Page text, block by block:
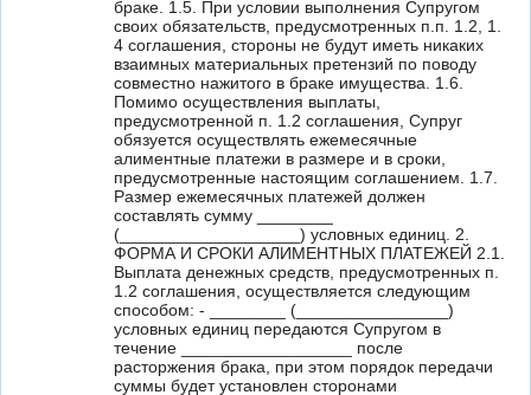
браке. 1.5. При условии выполнения Супругом
своих обязательств, предусмотренных п.п. 1.2, 1.
4 соглашения, стороны не будут иметь никаких
взаимных материальных претензий по поводу
совместно нажитого в браке имущества. 1.6.
Помимо осуществления выплаты,
предусмотренной п. 1.2 соглашения, Супруг
обязуется осуществлять ежемесячные
алиментные платежи в размере и в сроки,
предусмотренные настоящим соглашением. 1.7.
Размер ежемесячных платежей должен
составлять сумму ________
(___________________) условных единиц. 2.
ФОРМА И СРОКИ АЛИМЕНТНЫХ ПЛАТЕЖЕЙ 2.1.
Выплата денежных средств, предусмотренных п.
1.2 соглашения, осуществляется следующим
способом: - ________ (________________)
условных единиц передаются Супругом в
течение __________________ после
расторжения брака, при этом порядок передачи
суммы будет установлен сторонами